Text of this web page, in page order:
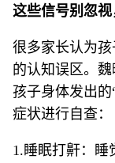
这些信号别忽
很多家长认为
的认知误区。
孩子身体发出
症状进行自查：
1.睡眠打鼾：睡